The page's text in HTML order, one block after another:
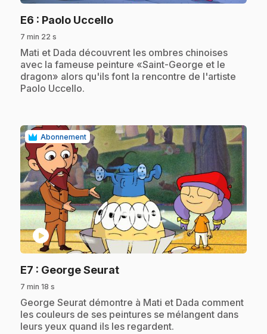
E6 : Paolo Uccello.
7 min 22 s
.Mati et Dada découvrent les ombres chinoises
avec la fameuse peinture «Saint-George et le
dragon» alors qu'ils font la rencontre de l'artiste
Paolo Uccello.
Abonnement
play_circle
E7 : George Seurat.
7 min 18 s
.George Seurat démontre à Mati et Dada comment
les couleurs de ses peintures se mélangent dans
leurs yeux quand ils les regardent.